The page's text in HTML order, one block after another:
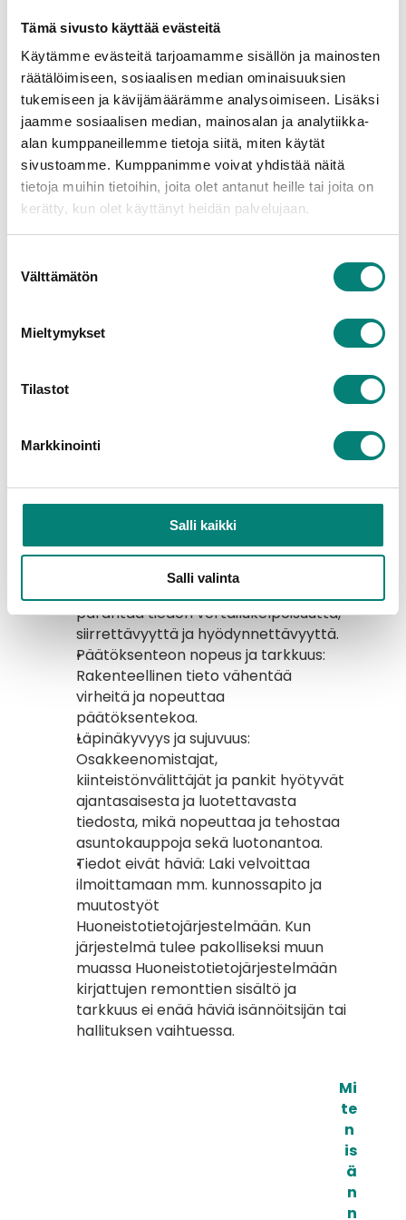
Tämä sivusto käyttää evästeitä
Käytämme evästeitä tarjoamamme sisällön ja mainosten
räätälöimiseen, sosiaalisen median ominaisuuksien
tukemiseen ja kävijämäärämme analysoimiseen. Lisäksi
jaamme sosiaalisen median, mainosalan ja analytiikka-
alan kumppaneillemme tietoja siitä, miten käytät
sivustoamme. Kumppanimme voivat yhdistää näitä
tietoja muihin tietoihin, joita olet antanut heille tai joita on
kerätty, kun olet käyttänyt heidän palvelujaan.
valinta
Välttämätön
Mieltymykset
Tilastot
Markkinointi
Salli kaikki
Salli valinta
vai osakkaan ilmoittama)
Toteutusvuosi
Toimenpidetyyppi (koodisto:
uusiminen, kunnostus, muutos, selvitys
tai suunnittelu)
Elinkaaren vaihe (koodisto: päätetty,
toteutettu)
Tieto, onko yhtiön valvoma
Työkohteet (rakennukset, huoneistot,
(rakennukset), LVI-järjestelmät,
käyttöjärjestelmät, Sähkötekniset
tietojärjestelmät, Tilat (rakennukset)
tiedon hyödyt
ulottuvat laajasti eri
toimijoihin
Tiedon vertailtavuus: Tiedon
parantaa tiedon vertailukelpoisuutta,
siirrettävyyttä ja hyödynnettävyyttä.
Päätöksenteon nopeus ja tarkkuus:
Rakenteellinen tieto vähentää
virheitä ja nopeuttaa
päätöksentekoa.
Läpinäkyvyys ja sujuvuus:
Osakkeenomistajat,
kiinteistönvälittäjät ja pankit hyötyvät
ajantasaisesta ja luotettavasta
tiedosta, mikä nopeuttaa ja tehostaa
asuntokauppoja sekä luotonantoa.
Tiedot eivät häviä: Laki velvoittaa
ilmoittamaan mm. kunnossapito ja
muutostyöt
Huoneistotietojärjestelmään. Kun
järjestelmä tulee pakolliseksi muun
muassa Huoneistotietojärjestelmään
kirjattujen remonttien sisältö ja
tarkkuus ei enää häviä isännöitsijän tai
hallituksen vaihtuessa.
Mi
te
n
is
ä
n
n